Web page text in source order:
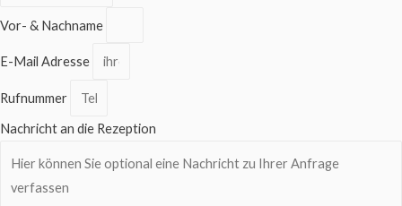
Vor- & Nachname
E-Mail Adresse
Rufnummer
Nachricht an die Rezeption